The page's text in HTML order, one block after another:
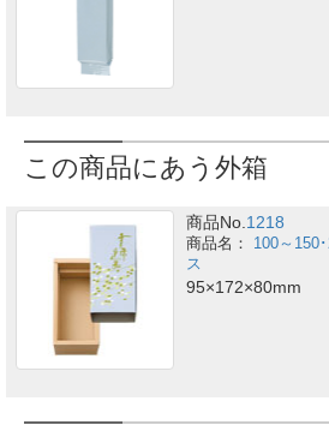
この商品にあう外箱
商品No.1218
100～150
ス
95×172×80mm